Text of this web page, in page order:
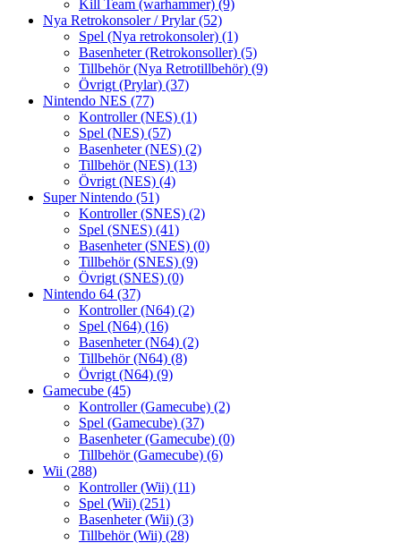
Kill Team (warhammer) (9)
Nya Retrokonsoler / Prylar(52)
Spel (Nya retrokonsoler) (1)
Basenheter (Retrokonsoller) (5)
Tillbehör (Nya Retrotillbehör) (9)
Övrigt (Prylar) (37)
Nintendo NES (77)
Kontroller (NES) (1)
Spel (NES) (57)
Basenheter (NES) (2)
Tillbehör (NES) (13)
Övrigt (NES) (4)
Super Nintendo (51)
Kontroller (SNES) (2)
Spel (SNES) (41)
Basenheter (SNES) (0)
Tillbehör (SNES) (9)
Övrigt (SNES) (0)
Nintendo 64 (37)
Kontroller (N64) (2)
Spel (N64) (16)
Basenheter (N64) (2)
Tillbehör (N64) (8)
Övrigt (N64) (9)
Gamecube (45)
Kontroller (Gamecube) (2)
Spel (Gamecube) (37)
Basenheter (Gamecube) (0)
Tillbehör (Gamecube) (6)
Wii (288)
Kontroller (Wii) (11)
Spel (Wii) (251)
Basenheter (Wii) (3)
Tillbehör (Wii) (28)